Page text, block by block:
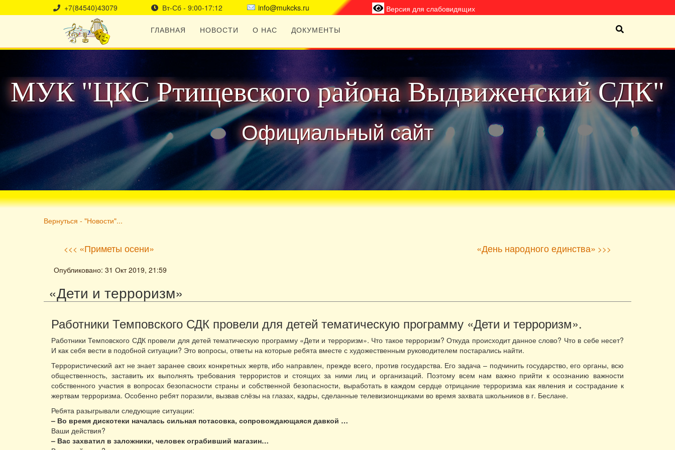
+7(84540)43079 Вт-Сб - 9:00-17:12 info@mukcks.ru Версия для слабовидящих
ГЛАВНАЯ НОВОСТИ О НАС ДОКУМЕНТЫ
МУК "ЦКС Ртищевского района Выдвиженский СДК"
Официальный сайт
Вернуться - "Новости"...
<<< «Приметы осени» «День народного единства» >>>
Опубликовано: 31 Окт 2019, 21:59
«Дети и терроризм»
Работники Темповского СДК провели для детей тематическую программу «Дети и терроризм».
Работники Темповского СДК провели для детей тематическую программу «Дети и терроризм». Что такое терроризм? Откуда происходит данное слово? Что в себе несет?
И как себя вести в подобной ситуации? Это вопросы, ответы на которые ребята вместе с художественным руководителем постарались найти.
Террористический акт не знает заранее своих конкретных жертв, ибо направлен, прежде всего, против государства. Его задача – подчинить государство, его органы, всю
общественность, заставить их выполнять требования террористов и стоящих за ними лиц и организаций. Поэтому всем нам важно прийти к осознанию важности
собственного участия в вопросах безопасности страны и собственной безопасности, выработать в каждом сердце отрицание терроризма как явления и сострадание к
жертвам терроризма. Особенно ребят поразили, вызвав слёзы на глазах, кадры, сделанные телевизионщиками во время захвата школьников в г. Беслане.
Ребята разыгрывали следующие ситуации:
– Во время дискотеки началась сильная потасовка, сопровождающаяся давкой …
Ваши действия?
– Вас захватил в заложники, человек ограбивший магазин…